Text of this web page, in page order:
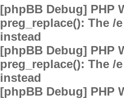
[phpBB Debug] PHP
preg_replace(): The
instead
[phpBB Debug] PHP
preg_replace(): The
instead
[phpBB Debug] PHP